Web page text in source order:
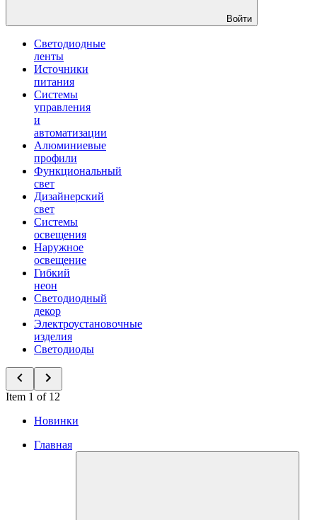
Войти
Светодиодные
ленты
Источники
питания
Системы
управления
и
автоматизации
Алюминиевые
профили
Функциональный
свет
Дизайнерский
свет
Системы
освещения
Наружное
освещение
Гибкий
неон
Светодиодный
декор
Электроустановочные
изделия
Светодиоды
Item 1 of 12
Новинки
Главная